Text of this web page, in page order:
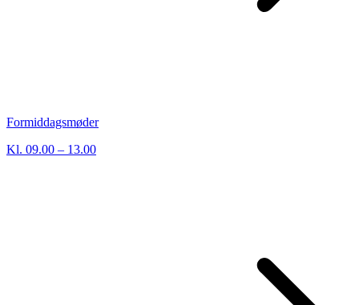
Formiddagsmøder
Kl. 09.00 – 13.00